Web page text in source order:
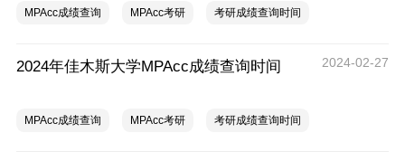
MPAcc成绩查询 MPAcc考研 考研成绩查询时间
2024年佳木斯大学MPAcc成绩查询时间 2024-02-27
MPAcc成绩查询 MPAcc考研 考研成绩查询时间